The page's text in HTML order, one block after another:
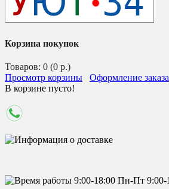
Корзина покупок
Товаров: 0 (0 р.)
Просмотр корзины
Оформление заказа
В корзине пусто!